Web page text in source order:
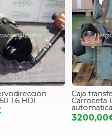
1.6 HDI
Caja
Carroceta
automatica